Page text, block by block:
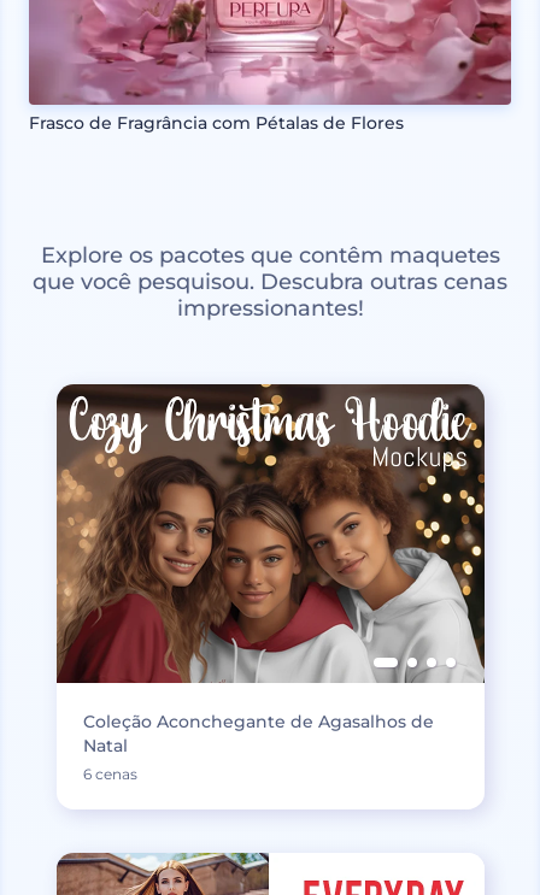
Frasco de Fragrância com Pétalas de Flores
Explore os pacotes que contêm maquetes
que você pesquisou. Descubra outras cenas
impressionantes!
Coleção Aconchegante de Agasalhos de
Natal
6 cenas